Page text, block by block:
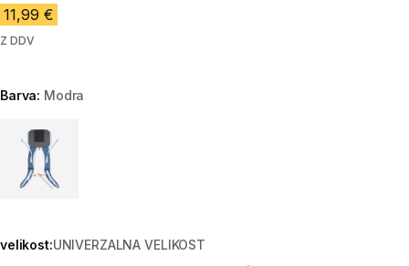
11,99 €
Z DDV
Barva: Modra
Choose a variant
velikost:UNIVERZALNA VELIKOST